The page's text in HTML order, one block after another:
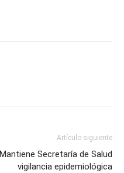
Artículo siguiente
Mantiene Secretaría de Salud
vigilancia epidemiológica